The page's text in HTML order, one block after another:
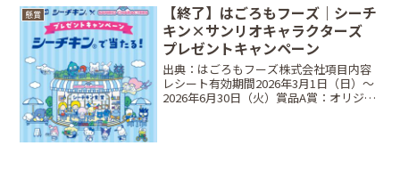
懸賞
【終了】はごろもフーズ｜シーチ
キン×サンリオキャラクターズ
プレゼントキャンペーン
出典：はごろもフーズ株式会社項目内容
レシート有効期間2026年3月1日（日）〜
2026年6月30日（火）賞品A賞：オリジナ